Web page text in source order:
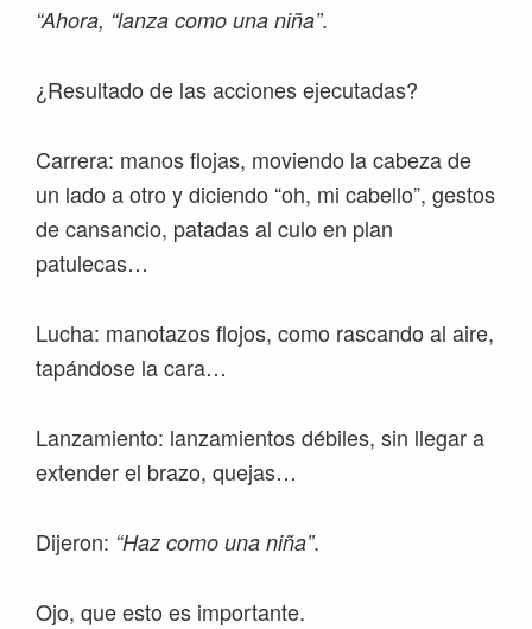
“Ahora, “lanza como una niña”.
¿Resultado de las acciones ejecutadas?
Carrera: manos flojas, moviendo la cabeza de
un lado a otro y diciendo “oh, mi cabello”, gestos
de cansancio, patadas al culo en plan
patulecas…
Lucha: manotazos flojos, como rascando al aire,
tapándose la cara…
Lanzamiento: lanzamientos débiles, sin llegar a
extender el brazo, quejas…
Dijeron: “Haz como una niña”.
Ojo, que esto es importante.